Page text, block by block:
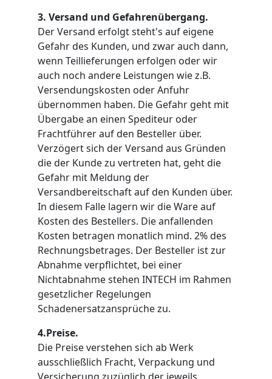
3. Versand und Gefahrenübergang.
Der Versand erfolgt steht's auf eigene
Gefahr des Kunden, und zwar auch dann,
wenn Teillieferungen erfolgen oder wir
auch noch andere Leistungen wie z.B.
Versendungskosten oder Anfuhr
übernommen haben. Die Gefahr geht mit
Übergabe an einen Spediteur oder
Frachtführer auf den Besteller über.
Verzögert sich der Versand aus Gründen
die der Kunde zu vertreten hat, geht die
Gefahr mit Meldung der
Versandbereitschaft auf den Kunden über.
In diesem Falle lagern wir die Ware auf
Kosten des Bestellers. Die anfallenden
Kosten betragen monatlich mind. 2% des
Rechnungsbetrages. Der Besteller ist zur
Abnahme verpflichtet, bei einer
Nichtabnahme stehen INTECH im Rahmen
gesetzlicher Regelungen
Schadenersatzansprüche zu.
4.Preise.
Die Preise verstehen sich ab Werk
ausschließlich Fracht, Verpackung und